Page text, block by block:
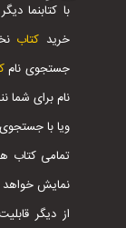
با کتابنما
خرید کتاب
جستجوی نام
نام برای شما
ویا با
تمامی کتاب
نمایش خواهد
از دیگر